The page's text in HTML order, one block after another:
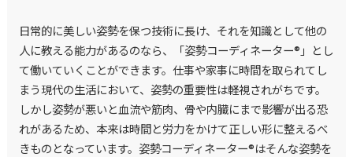
日常的に美しい姿勢を保つ技術に長け、それを知識として他の
人に教える能力があるのなら、「姿勢コーディネーター®」とし
て働いていくことができます。仕事や家事に時間を取られてし
まう現代の生活において、姿勢の重要性は軽視されがちです。
しかし姿勢が悪いと血流や筋肉、骨や内臓にまで影響が出る恐
れがあるため、本来は時間と労力をかけて正しい形に整えるべ
きものとなっています。姿勢コーディネーター®はそんな姿勢を